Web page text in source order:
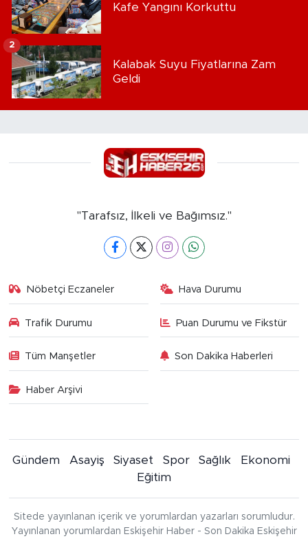
Kafe Yangını Korkuttu
Kalabak Suyu Fiyatlarına Zam
Geldi
2
"Tarafsız, İlkeli ve Bağımsız."
Nöbetçi Eczaneler Hava Durumu
Trafik Durumu Puan Durumu ve Fikstür
Tüm Manşetler Son Dakika Haberleri
Haber Arşivi
Gündem Asayiş Siyaset Spor Sağlık
Ekonomi
Eğitim
Sitede yayınlanan içerik ve yorumlardan yazarları sorumludur.
Yayınlanan yorumlardan Eskişehir Haber - Son Dakika Eskişehir